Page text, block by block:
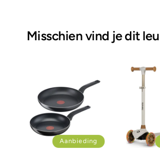
Misschien vind je dit
Aanbieding